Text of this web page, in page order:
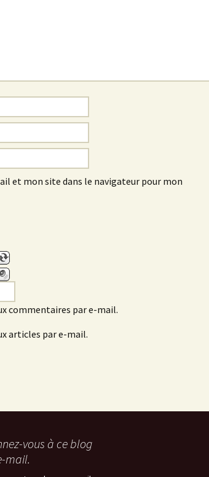
et mon site dans le navigateur pour mon
commentaires par e-mail.
articles par e-mail.
vous à ce blog
mail.